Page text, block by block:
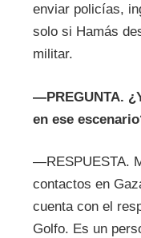
enviar policías,
solo si Hamás
militar.
—PREGUNTA.
en ese
—RESPUESTA.
contactos en
cuenta con el
Golfo. Es un